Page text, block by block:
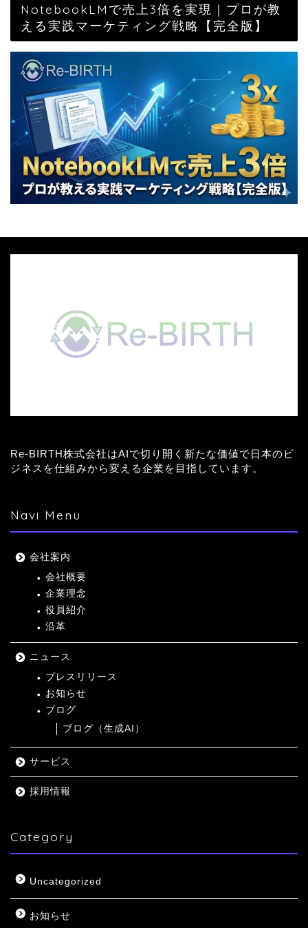
NotebookLMで売上3倍を実現｜プロが教
える実践マーケティング戦略【完全版】
Re-BIRTH株式会社はAIで切り開く新たな価値で日本のビ
ジネスを仕組みから変える企業を目指しています。
Navi Menu
会社案内
会社概要
企業理念
役員紹介
沿革
ニュース
プレスリリース
お知らせ
ブログ
ブログ（生成AI）
サービス
採用情報
Category
Uncategorized
お知らせ